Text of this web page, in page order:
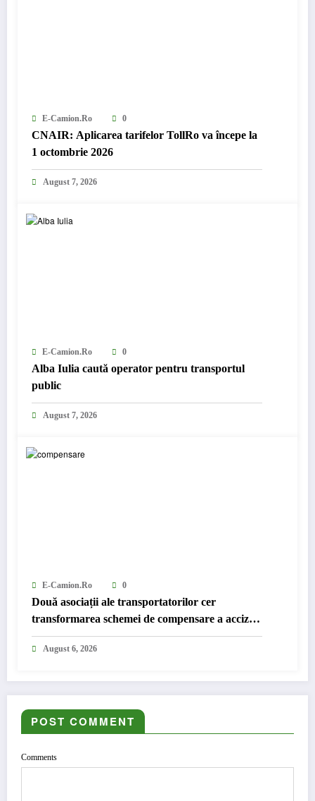
E-Camion.ro 0
CNAIR: Aplicarea tarifelor TollRo va începe la
1 octombrie 2026
August 7, 2026
E-Camion.ro 0
Alba Iulia caută operator pentru transportul
public
August 7, 2026
E-Camion.ro 0
Două asociații ale transportatorilor cer
transformarea schemei de compensare a accizei
în mecanism permanent
August 6, 2026
POST COMMENT
Comments